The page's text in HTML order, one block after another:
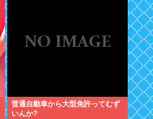
普通自動車から大型免許ってむず
いんか?